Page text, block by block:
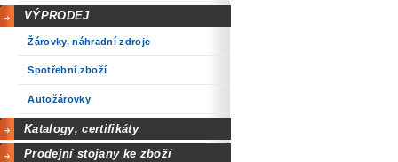
VÝPRODEJ
Žárovky, náhradní zdroje
Spotřební zboží
Autožárovky
Katalogy, certifikáty
Prodejní stojany ke zboží